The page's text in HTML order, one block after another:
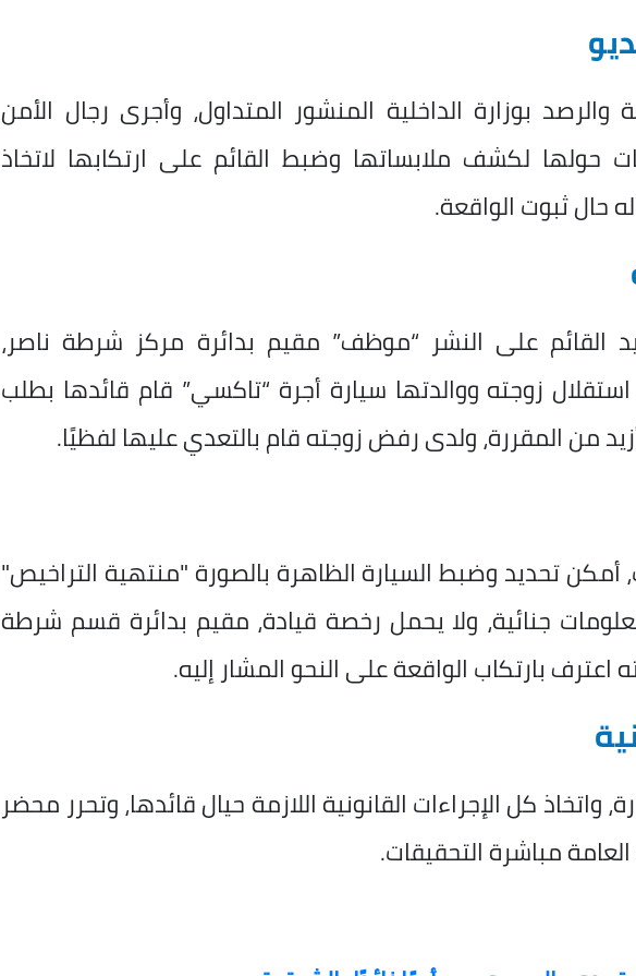
بوزارة الداخلية المنشور المتداول، وأجرى رجال الأمن
حولها لكشف ملابساتها وضبط القائم على ارتكابها لاتخاذ
حال ثبوت الواقعة.
القائم على النشر “موظف” مقيم بدائرة مركز شرطة ناصر،
زوجته ووالدتها سيارة أجرة “تاكسي” قام قائدها بطلب
من المقررة، ولدى رفض زوجته قام بالتعدي عليها لفظيًا.
أمكن تحديد وضبط السيارة الظاهرة بالصورة "منتهية التراخيص"
جنائية، ولا يحمل رخصة قيادة، مقيم بدائرة قسم شرطة
بارتكاب الواقعة على النحو المشار إليه.
واتخاذ كل الإجراءات القانونية اللازمة حيال قائدها، وتحرر محضر
العامة مباشرة التحقيقات.